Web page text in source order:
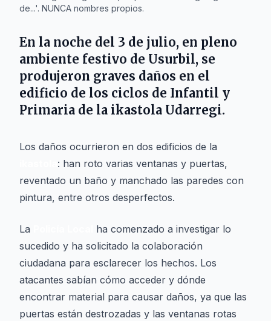
de...'. NUNCA nombres propios.
En la noche del 3 de julio, en pleno
ambiente festivo de Usurbil, se
produjeron graves daños en el
edificio de los ciclos de Infantil y
Primaria de la ikastola Udarregi.
Los daños ocurrieron en dos edificios de la
: han roto varias ventanas y puertas,
reventado un baño y manchado las paredes con
pintura, entre otros desperfectos.
La
ha comenzado a investigar lo
sucedido y ha solicitado la colaboración
ciudadana para esclarecer los hechos. Los
atacantes sabían cómo acceder y dónde
encontrar material para causar daños, ya que las
puertas están destrozadas y las ventanas rotas